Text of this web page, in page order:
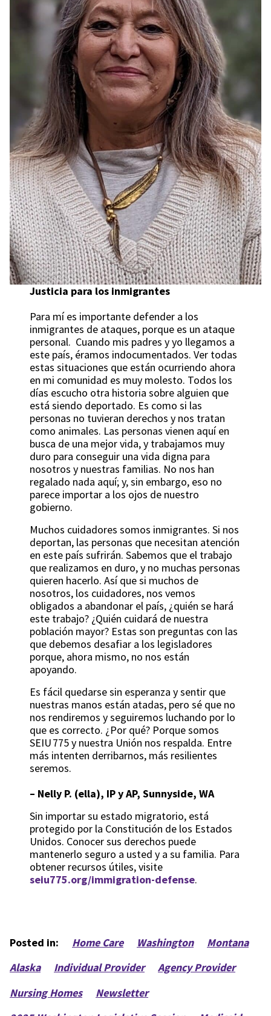
Justicia para los inmigrantes
Para mí es importante defender a los
inmigrantes de ataques, porque es un ataque
personal. Cuando mis padres y yo llegamos a
este país, éramos indocumentados. Ver todas
estas situaciones que están ocurriendo ahora
en mi comunidad es muy molesto. Todos los
días escucho otra historia sobre alguien que
está siendo deportado. Es como si las
personas no tuvieran derechos y nos tratan
como animales. Las personas vienen aquí en
busca de una mejor vida, y trabajamos muy
duro para conseguir una vida digna para
nosotros y nuestras familias. No nos han
regalado nada aquí; y, sin embargo, eso no
parece importar a los ojos de nuestro
gobierno.
Muchos cuidadores somos inmigrantes. Si nos
deportan, las personas que necesitan atención
en este país sufrirán. Sabemos que el trabajo
que realizamos en duro, y no muchas personas
quieren hacerlo. Así que si muchos de
nosotros, los cuidadores, nos vemos
obligados a abandonar el país, ¿quién se hará
este trabajo? ¿Quién cuidará de nuestra
población mayor? Estas son preguntas con las
que debemos desafiar a los legisladores
porque, ahora mismo, no nos están
apoyando.
Es fácil quedarse sin esperanza y sentir que
nuestras manos están atadas, pero sé que no
nos rendiremos y seguiremos luchando por lo
que es correcto. ¿Por qué? Porque somos
SEIU 775 y nuestra Unión nos respalda. Entre
más intenten derribarnos, más resilientes
seremos.
– Nelly P. (ella), IP y AP, Sunnyside, WA
Sin importar su estado migratorio, está
protegido por la Constitución de los Estados
Unidos. Conocer sus derechos puede
mantenerlo seguro a usted y a su familia. Para
obtener recursos útiles, visite
seiu775.org/immigration-defense.
Posted in: Home Care Washington
Montana
Alaska
Individual Provider
Agency Provider
Nursing Homes
Newsletter